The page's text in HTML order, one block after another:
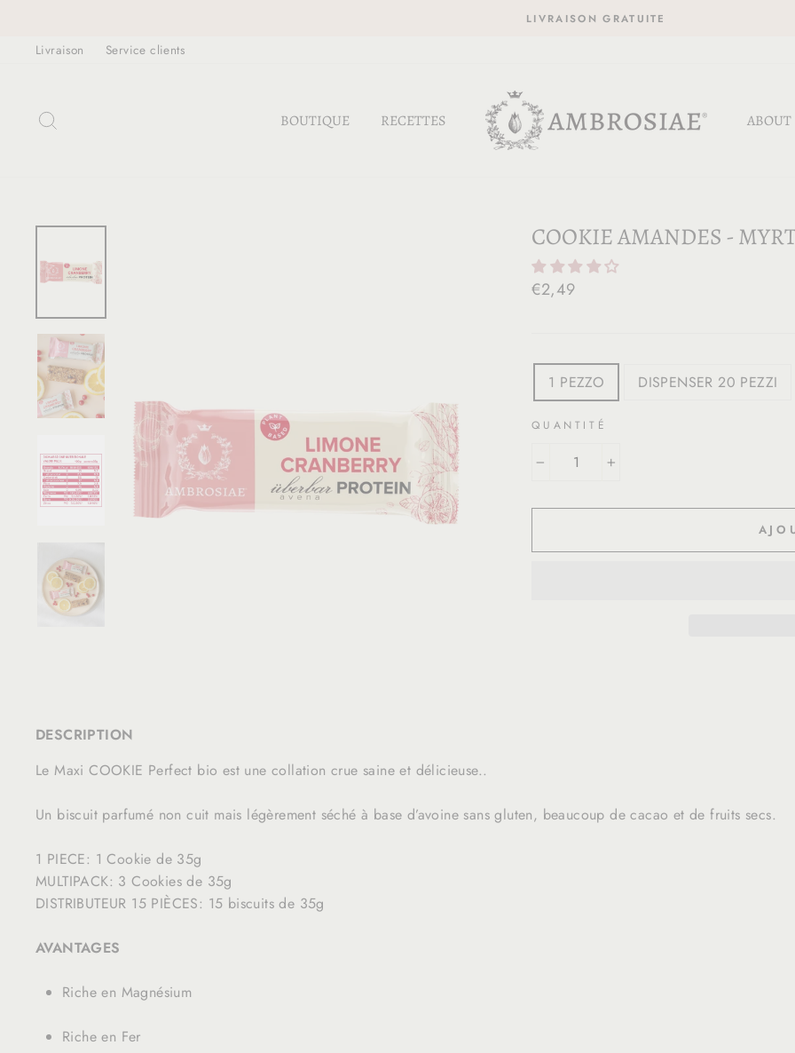
contenu
LIVRAISON GRATUITE
Livraison Service clients
BOUTIQUE RECETTES ABOUT
COOKIE AMANDES -
Prix
€2,49
TAILLE
1 PEZZO DISPENSER 20 PEZZI
QUANTITÉ
+
DESCRIPTION
Le Maxi COOKIE Perfect bio est une collation crue saine et délicieuse..
Un biscuit parfumé non cuit mais légèrement séché à base d’avoine sans gluten, beaucoup de cacao et de fruits secs.
1 PIECE: 1 Cookie de 35g
MULTIPACK: 3 Cookies de 35g
DISTRIBUTEUR 15 PIÈCES: 15 biscuits de 35g
AVANTAGES
Riche en Magnésium
Riche en Fer